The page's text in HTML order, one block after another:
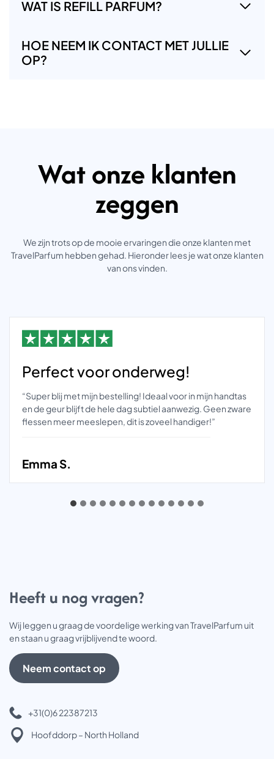
WAT IS REFILL PARFUM?
HOE NEEM IK CONTACT MET JULLIE
OP?
Wat onze klanten
zeggen
We zijn trots op de mooie ervaringen die onze klanten met
TravelParfum hebben gehad. Hieronder lees je wat onze klanten
van ons vinden.
Perfect voor onderweg!
“Super blij met mijn bestelling! Ideaal voor in mijn handtas
en de geur blijft de hele dag subtiel aanwezig. Geen zware
flessen meer meeslepen, dit is zoveel handiger!”
Emma S.
Heeft u nog vragen?
Wij leggen u graag de voordelige werking van TravelParfum uit
en staan u graag vrijblijvend te woord.
Neem contact op
+31(0)6 22387213
Hoofddorp – North Holland